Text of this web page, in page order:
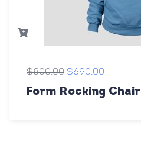
$800.00 $690.00
Form Rocking Chair